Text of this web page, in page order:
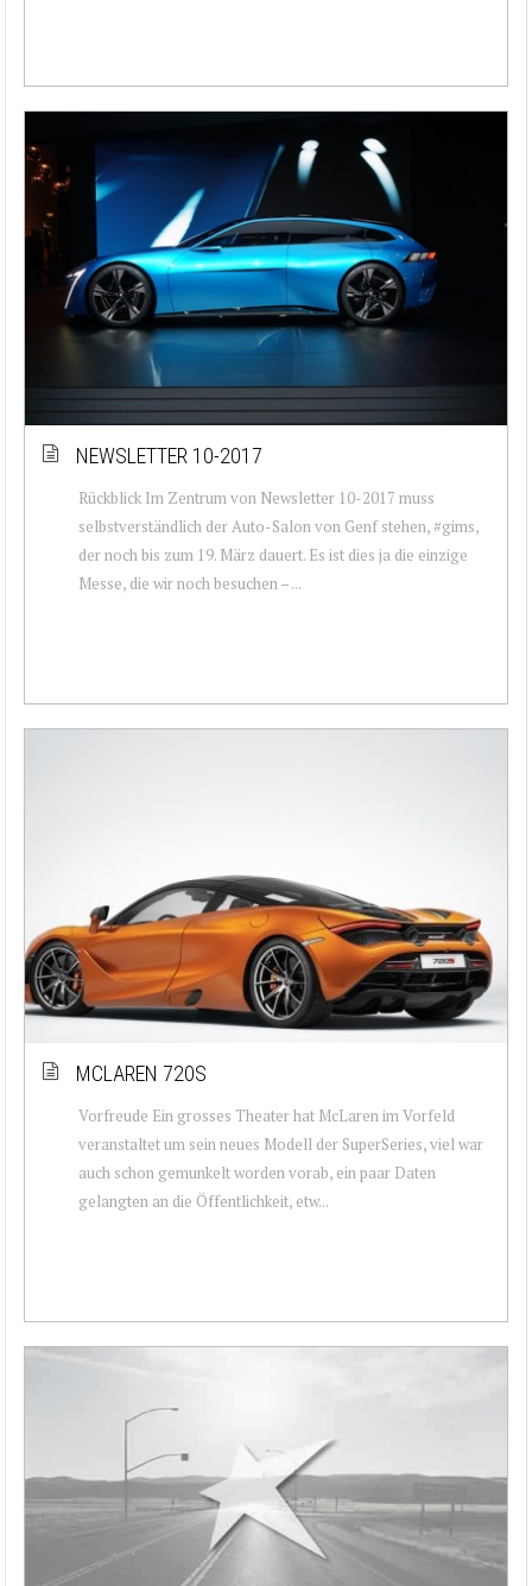
NEWSLETTER 10-2017
Rückblick Im Zentrum von Newsletter 10-2017 muss
selbstverständlich der Auto-Salon von Genf stehen, #gims,
der noch bis zum 19. März dauert. Es ist dies ja die einzige
Messe, die wir noch besuchen – ...
MCLAREN 720S
Vorfreude Ein grosses Theater hat McLaren im Vorfeld
veranstaltet um sein neues Modell der SuperSeries, viel war
auch schon gemunkelt worden vorab, ein paar Daten
gelangten an die Öffentlichkeit, etw...